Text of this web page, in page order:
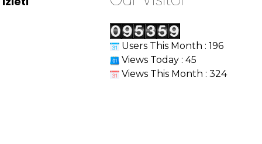
Users This Month : 196
Views Today : 45
Views This Month : 324